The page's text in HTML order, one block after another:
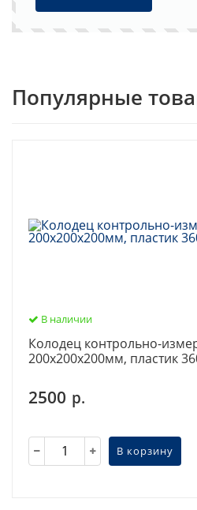
Популярные
В наличии
Колодец контрольно-
200х200х200мм, пластик
2500 р.
В корзину